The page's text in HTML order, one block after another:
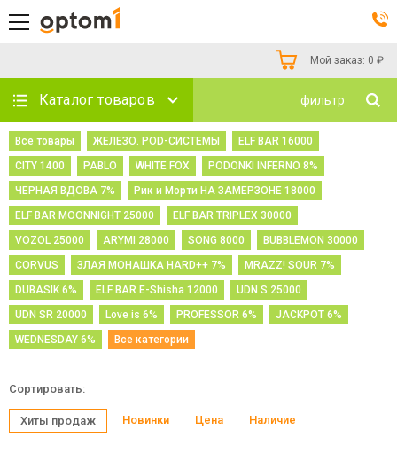
Мой заказ: 0 ₽
Каталог товаров фильтр
Все товары ЖЕЛЕЗО. POD-СИСТЕМЫ
ELF BAR 16000
CITY 1400
PABLO WHITE FOX
PODONKI INFERNO 8%
ЧЕРНАЯ ВДОВА 7%
Рик и Морти НА ЗАМЕРЗОНЕ 18000
ELF BAR MOONNIGHT 25000
ELF BAR TRIPLEX 30000
VOZOL 25000
ARYMI 28000 SONG 8000
BUBBLEMON 30000
CORVUS
ЗЛАЯ МОНАШКА HARD++ 7%
MRAZZ! SOUR 7%
DUBASIK 6%
ELF BAR E-Shisha 12000
UDN S 25000
UDN SR 20000
Love is 6% PROFESSOR 6%
JACKPOT 6%
WEDNESDAY 6%
Все категории
Сортировать:
Хиты продаж Новинки Цена Наличие